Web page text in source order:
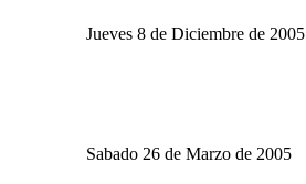
Jueves 8 de Diciembre de 2005
Sabado 26 de Marzo de 2005